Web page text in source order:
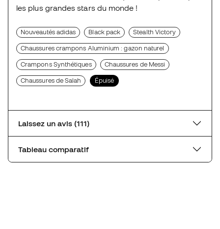
les plus grandes stars du monde !
Nouveautés adidas Black pack Stealth Victory
Chaussures crampons Aluminium : gazon naturel
Crampons Synthétiques Chaussures de Messi
Chaussures de Salah Épuisé
Laissez un avis (111)
Tableau comparatif